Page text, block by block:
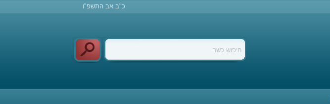
כ"ב אב התשפ"ו